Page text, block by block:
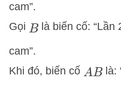
cam”.
Gọi B là biến cố:
cam”.
Khi đó, biến cố AB là: